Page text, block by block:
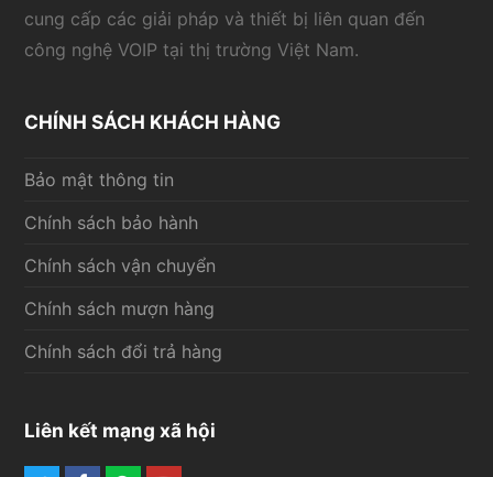
cung cấp các giải pháp và thiết bị liên quan đến
công nghệ VOIP tại thị trường Việt Nam.
CHÍNH SÁCH KHÁCH HÀNG
Bảo mật thông tin
Chính sách bảo hành
Chính sách vận chuyển
Chính sách mượn hàng
Chính sách đổi trả hàng
Liên kết mạng xã hội